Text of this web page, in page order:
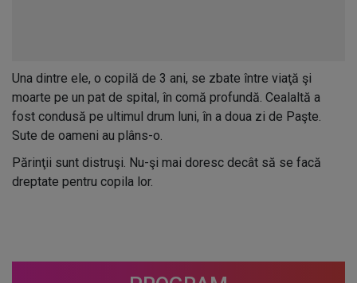
Una dintre ele, o copilă de 3 ani, se zbate între viaţă şi
moarte pe un pat de spital, în comă profundă. Cealaltă a
fost condusă pe ultimul drum luni, în a doua zi de Paşte.
Sute de oameni au plâns-o.
Părinţii sunt distruşi. Nu-şi mai doresc decât să se facă
dreptate pentru copila lor.